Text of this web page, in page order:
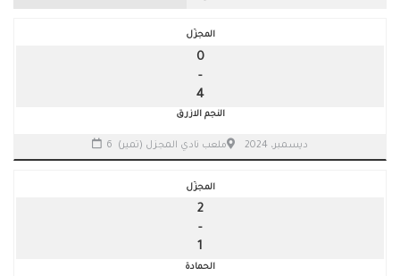
المجزّل
0
-
4
النجم الازرق
6 ديسمبر، 2024 ملعب نادي المجزل (تمير)
المجزّل
2
-
1
الحمادة